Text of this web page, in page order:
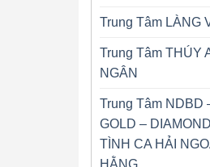
Trung Tâm LÀNG
Trung Tâm THÚY
NGÂN
Trung Tâm NDBD
GOLD –
TÌNH CA HẢI